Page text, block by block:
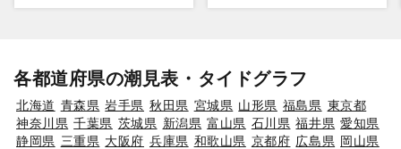
各都道府県の潮見表・タイドグラフ
北海道 青森県 岩手県 秋田県 宮城県 山形県 福島県 東京都
神奈川県 千葉県 茨城県 新潟県 富山県 石川県 福井県 愛知県
静岡県 三重県 大阪府 兵庫県 和歌山県 京都府 広島県 岡山県